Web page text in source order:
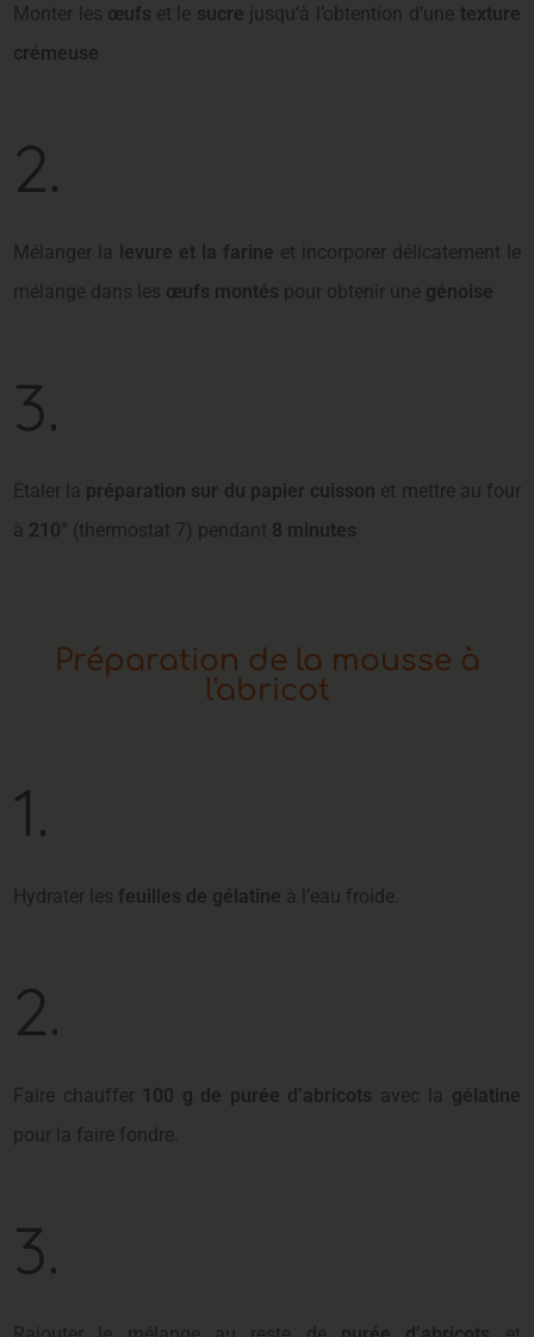
Monter les œufs et le sucre jusqu’à l’obtention d’une texture
crémeuse
2.
Mélanger la levure et la farine et incorporer délicatement le
mélange dans les œufs montés pour obtenir une génoise
3.
Étaler la préparation sur du papier cuisson et mettre au four
à 210° (thermostat 7) pendant 8 minutes
Préparation de la mousse à
l'abricot
1.
Hydrater les feuilles de gélatine à l’eau froide.
2.
Faire chauffer 100 g de purée d’abricots avec la gélatine
pour la faire fondre.
3.